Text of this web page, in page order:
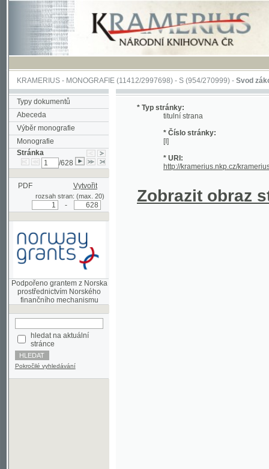
KRAMERIUS-MONOGRAFIE(11412/2997698) -S (954/270999)-Svod zákonův
Typy dokumentů
Abeceda
Výběr monografie
Monografie
Stránka
/628
PDF Vytvořit
rozsah stran: (max. 20)
Podpořeno grantem z Norska
prostřednictvím Norského
hledat na aktuální
stránce
Pokročilé vyhledávání
* Typ stránky:
titulní strana
* Číslo stránky:
* URI: